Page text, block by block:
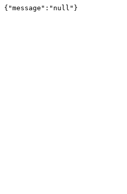
{"message":"null"}